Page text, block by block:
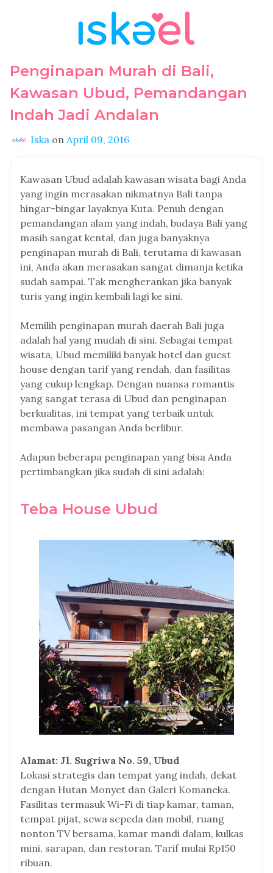
Penginapan Murah di Bali,
Kawasan Ubud, Pemandangan
Indah Jadi Andalan
Iska on April 09, 2016
Kawasan Ubud adalah kawasan wisata bagi Anda
yang ingin merasakan nikmatnya Bali tanpa
hingar-bingar layaknya Kuta. Penuh dengan
pemandangan alam yang indah, budaya Bali yang
masih sangat kental, dan juga banyaknya
penginapan murah di Bali, terutama di kawasan
ini, Anda akan merasakan sangat dimanja ketika
sudah sampai. Tak mengherankan jika banyak
turis yang ingin kembali lagi ke sini.
Memilih penginapan murah daerah Bali juga
adalah hal yang mudah di sini. Sebagai tempat
wisata, Ubud memiliki banyak hotel dan guest
house dengan tarif yang rendah, dan fasilitas
yang cukup lengkap. Dengan nuansa romantis
yang sangat terasa di Ubud dan penginapan
berkualitas, ini tempat yang terbaik untuk
membawa pasangan Anda berlibur.
Adapun beberapa penginapan yang bisa Anda
pertimbangkan jika sudah di sini adalah:
Teba House Ubud
Alamat: Jl. Sugriwa No. 59, Ubud
Lokasi strategis dan tempat yang indah, dekat
dengan Hutan Monyet dan Galeri Komaneka.
Fasilitas termasuk Wi-Fi di tiap kamar, taman,
tempat pijat, sewa sepeda dan mobil, ruang
nonton TV bersama, kamar mandi dalam, kulkas
mini, sarapan, dan restoran. Tarif mulai Rp150
ribuan.